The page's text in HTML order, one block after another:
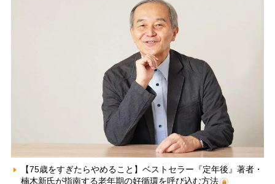
【75歳をすぎたらやめること】ベストセラー『定年後』著者・
楠木新氏が指南する老年期の好循環を呼び込む方法